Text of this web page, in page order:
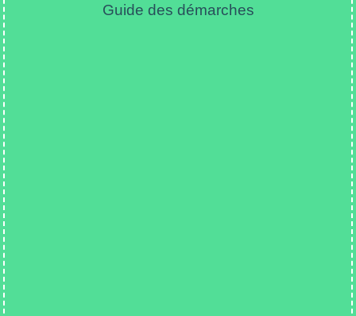
Guide des démarches